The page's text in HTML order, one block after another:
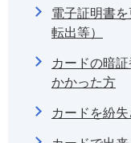
電子証明書
転出等）
カードの暗
かかった方
カードを紛